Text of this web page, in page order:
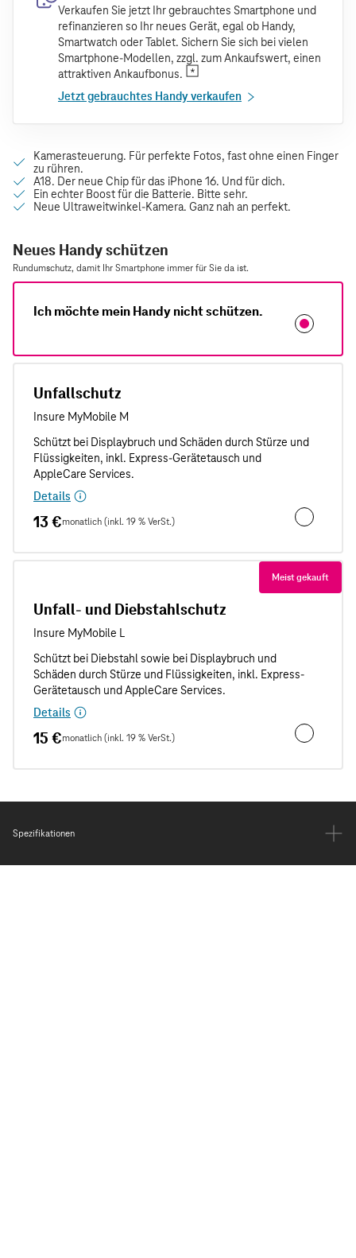
Verkaufen Sie jetzt Ihr gebrauchtes Smartphone und
refinanzieren so Ihr neues Gerät, egal ob Handy,
Smartwatch oder Tablet. Sichern Sie sich bei vielen
Smartphone-Modellen, zzgl. zum Ankaufswert, einen
attraktiven Ankaufbonus.
Jetzt gebrauchtes Handy verkaufen
Neues Handy schützen
Rundumschutz, damit Ihr Smartphone immer für Sie da ist.
Ich möchte mein Handy nicht schützen.
Unfallschutz
Details
13 €monatlich (inkl. 19 % VerSt.)
Meist gekauft
Unfall- und Diebstahlschutz
Details
15 €monatlich (inkl. 19 % VerSt.) Unfall- und
Spezifikationen